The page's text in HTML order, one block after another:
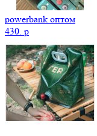
powerbank оптом
430. p